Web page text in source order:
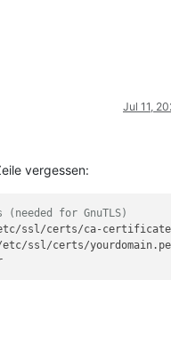
Jul 11,
vergessen:
for GnuTLS)
/etc/ssl/certs/ca-
etc/ssl/certs/